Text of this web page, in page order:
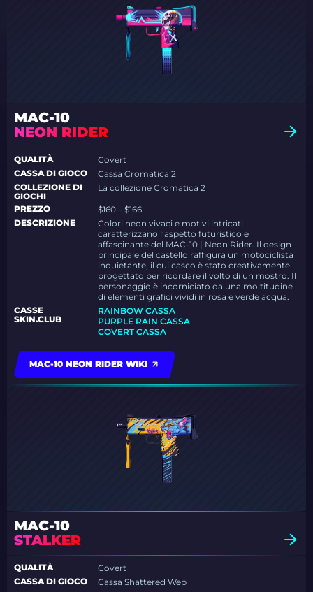
MAC-10
NEON RIDER
QUALITÀ
Covert
CASSA DI GIOCO
Cassa Cromatica 2
COLLEZIONE DI
GIOCHI
La collezione Cromatica 2
PREZZO
$160 – $166
DESCRIZIONE
Colori neon vivaci e motivi intricati
caratterizzano l’aspetto futuristico e
affascinante del MAC-10 | Neon Rider. Il design
principale del castello raffigura un motociclista
inquietante, il cui casco è stato creativamente
progettato per ricordare il volto di un mostro. Il
personaggio è incorniciato da una moltitudine
di elementi grafici vividi in rosa e verde acqua.
CASSE
SKIN.CLUB
RAINBOW CASSA
PURPLE RAIN CASSA
COVERT CASSA
MAC-10 NEON RIDER WIKI
MAC-10
STALKER
QUALITÀ
Covert
CASSA DI GIOCO
Cassa Shattered Web